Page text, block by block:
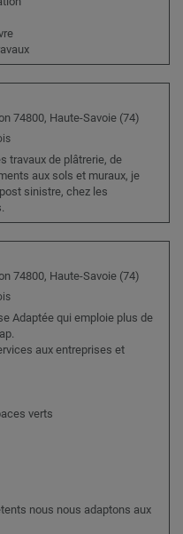
74800, Haute-Savoie (74)
travaux de plâtrerie, de
aux sols et muraux, je
sinistre, chez les
74800, Haute-Savoie (74)
Adaptée qui emploie plus de
aux entreprises et
verts
nous nous adaptons aux